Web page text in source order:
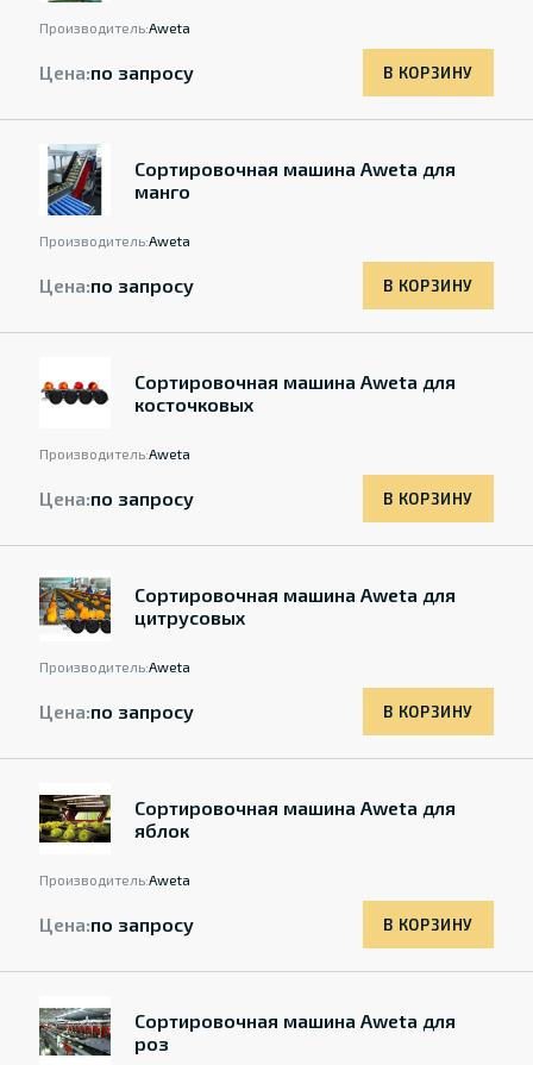
Производитель:Aweta
Цена:по запросу В КОРЗИНУ
Cортировочная машина Aweta для
манго
Производитель:Aweta
Цена:по запросу В КОРЗИНУ
Cортировочная машина Aweta для
косточковых
Производитель:Aweta
Цена:по запросу В КОРЗИНУ
Cортировочная машина Aweta для
цитрусовых
Производитель:Aweta
Цена:по запросу В КОРЗИНУ
Cортировочная машина Aweta для
яблок
Производитель:Aweta
Цена:по запросу В КОРЗИНУ
Cортировочная машина Aweta для
роз